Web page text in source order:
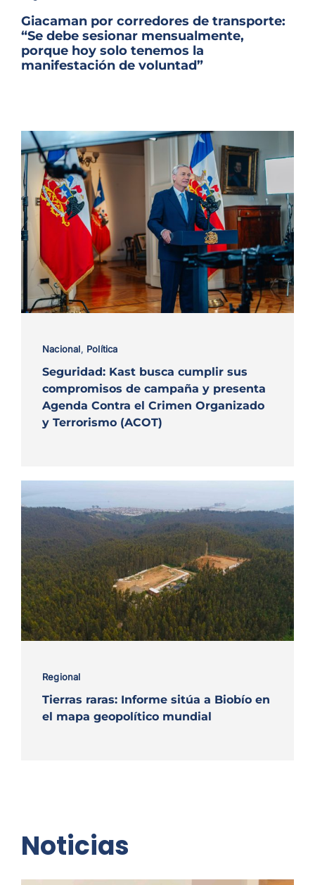
Giacaman por corredores de transporte:
“Se debe sesionar mensualmente,
porque hoy solo tenemos la
manifestación de voluntad”
Nacional, Política
Seguridad: Kast busca cumplir sus
compromisos de campaña y presenta
Agenda Contra el Crimen Organizado
y Terrorismo (ACOT)
Regional
Tierras raras: Informe sitúa a Biobío en
el mapa geopolítico mundial
Noticias